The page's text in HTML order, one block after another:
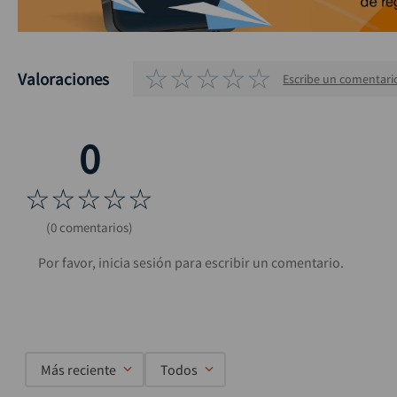
Valoraciones ☆☆☆☆☆ Escribe un
☆☆☆☆☆
(0 comentarios)
Más reciente Todos